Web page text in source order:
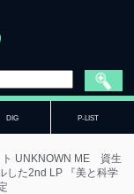
DIG P-LIST
ト UNKNOWN ME 資生
した2nd LP 『美と科学